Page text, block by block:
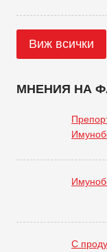
Виж всички
МНЕНИЯ НА
С